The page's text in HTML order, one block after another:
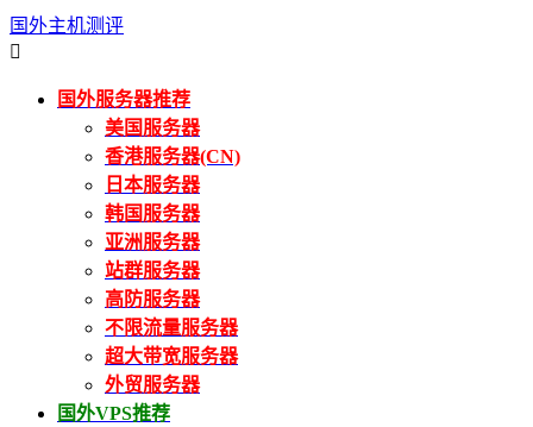
国外主机测评

国外服务器推荐
美国服务器
香港服务器(CN)
日本服务器
韩国服务器
亚洲服务器
站群服务器
高防服务器
不限流量服务器
超大带宽服务器
外贸服务器
国外VPS推荐